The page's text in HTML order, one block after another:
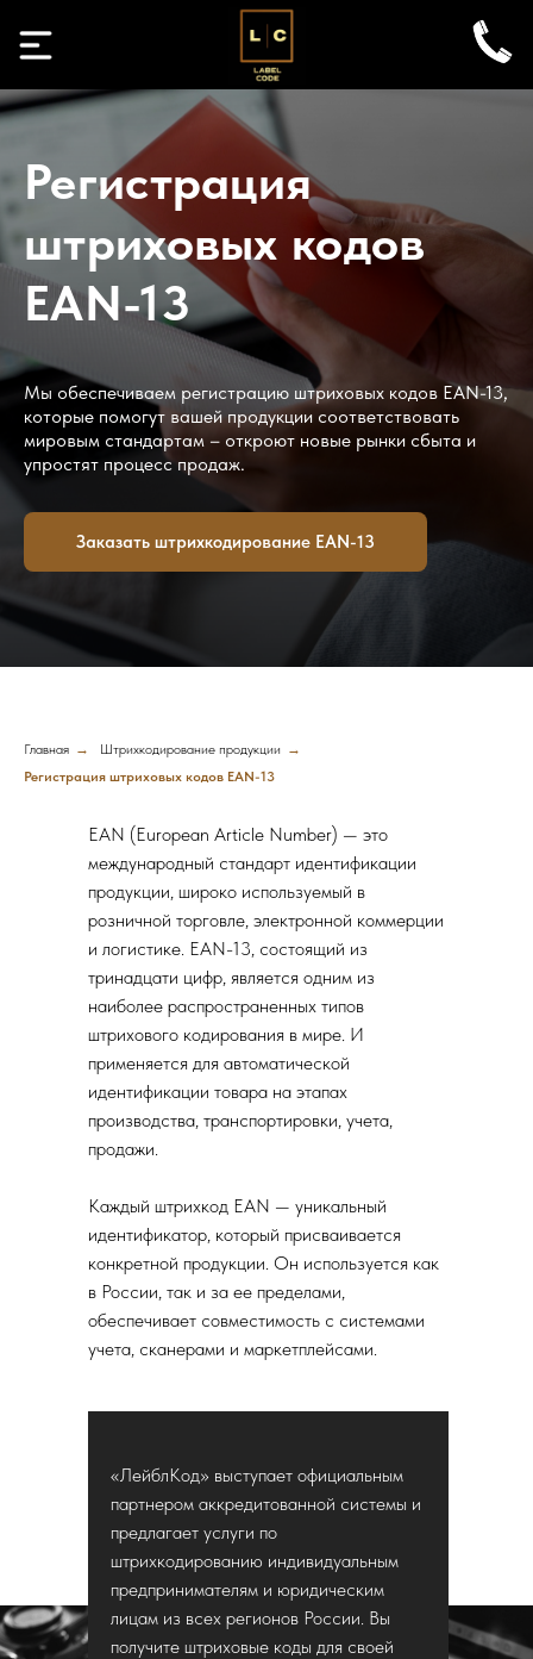
Регистрация
штриховых кодов
EAN-13
Мы обеспечиваем регистрацию штриховых кодов EAN-13,
которые помогут вашей продукции соответствовать
мировым стандартам – откроют новые рынки сбыта и
упростят процесс продаж.
Заказать штрихкодирование EAN-13
Главная → Штрихкодирование продукции →
Регистрация штриховых кодов EAN-13
EAN (European Article Number) — это
международный стандарт идентификации
продукции, широко используемый в
розничной торговле, электронной коммерции
и логистике. EAN-13, состоящий из
тринадцати цифр, является одним из
наиболее распространенных типов
штрихового кодирования в мире. И
применяется для автоматической
идентификации товара на этапах
производства, транспортировки, учета,
продажи.
Каждый штрихкод EAN — уникальный
идентификатор, который присваивается
конкретной продукции. Он используется как
в России, так и за ее пределами,
обеспечивает совместимость с системами
учета, сканерами и маркетплейсами.
«ЛейблКод» выступает официальным
партнером аккредитованной системы и
предлагает услуги по
штрихкодированию индивидуальным
предпринимателям и юридическим
лицам из всех регионов России. Вы
получите штриховые коды для своей